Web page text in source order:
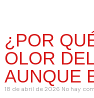
¿POR
OLOR
AUNQUE
18 de abril de 2026 No hay